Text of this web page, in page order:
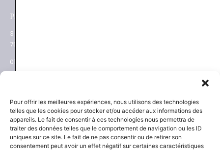
Pour offrir les meilleures expériences, nous utilisons des technologies
telles que les cookies pour stocker et/ou accéder aux informations des
appareils. Le fait de consentir à ces technologies nous permettra de
traiter des données telles que le comportement de navigation ou les ID
uniques sur ce site. Le fait de ne pas consentir ou de retirer son
consentement peut avoir un effet négatif sur certaines caractéristiques
Paris XVII
3 place des Ternes
75017 Paris
01 53 81 69 08
NEWSLETTER
Découvrez les actualités
et les nouveautés
SAVOIR-FAIRE
La Maison
Joaillier négociant
Engagements
Guide des pierres
Guide joaillerie